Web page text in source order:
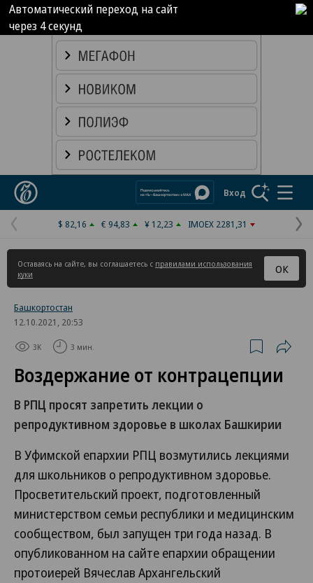
Автоматический переход на сайт
через 4секунд
Реклама в «Ъ» www.kommersant.ru/ad
Вход
Предыдущая
страница
$ 82,16 € 94,83 ¥ 12,23 IMOEX 2281,31
Оставаясь на сайте, вы соглашаетесь с правилами использования
куки
ОК
Башкортостан
12.10.2021, 20:53
3K 3 мин.
Воздержание от контрацепции
В РПЦ просят запретить лекции о
репродуктивном здоровье в школах Башкирии
В Уфимской епархии РПЦ возмутились лекциями
для школьников о репродуктивном здоровье.
Просветительский проект, подготовленный
министерством семьи республики и медицинским
сообществом, был запущен три года назад. В
опубликованном на сайте епархии обращении
протоиерей Вячеслав Архангельский